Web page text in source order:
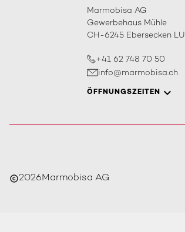
Marmobisa AG
Gewerbehaus Mühle
CH-6245 Ebersecken LU
+41 62 748 70 50
info@marmobisa.ch
ÖFFNUNGSZEITEN
copyright2026Marmobisa AG